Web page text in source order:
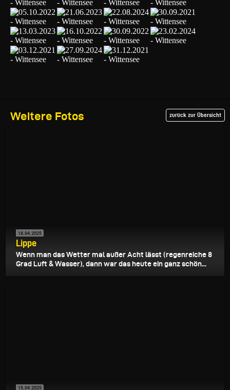
Weitere Fotos zurück zur Übersicht
18.04.2025
Lippe
Wenn man das Wetter mal außer Acht lässt (regenreiche 8
Grad Luft & Wasser), dann war das heute ein ganz schön...
15.04.2025